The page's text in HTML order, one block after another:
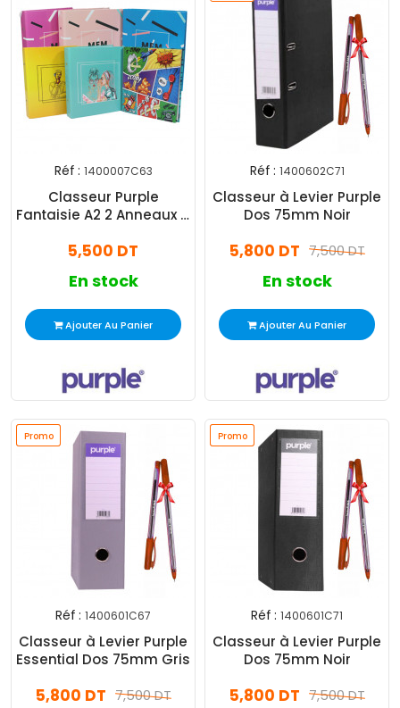
Réf : 1400007C63
Classeur Purple
Fantaisie A2 2 Anneaux 4
5,500 DT
En stock
Ajouter Au Panier
Réf : 1400602C71
Classeur à Levier Purple
Dos 75mm Noir
7,500 DT
5,800 DT
En stock
Ajouter Au Panier
Promo
Promo
Réf : 1400601C67
Classeur à Levier Purple
Essential Dos 75mm Gris
7,500 DT
5,800 DT
Promo
Promo
Réf : 1400601C71
Classeur à Levier Purple
Dos 75mm Noir
7,500 DT
5,800 DT